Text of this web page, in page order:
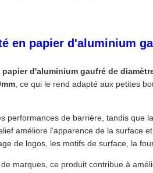
en papier d'aluminium
d'aluminium gaufré de
, ce qui le rend adapté aux petites
performances de barrière, tandis
améliore l'apparence de la surface
de logos, les motifs de surface, la
marques, ce produit contribue à